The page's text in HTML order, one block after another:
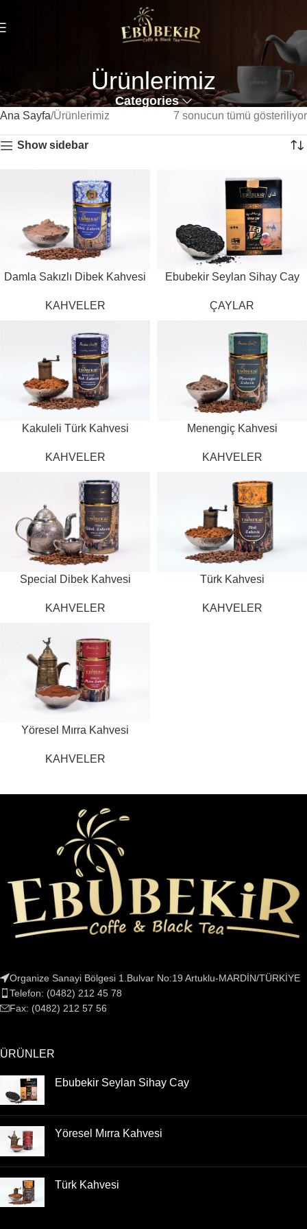
Ürünlerimiz
Categories
Ana Sayfa Ürünlerimiz 7 sonucun tümü gösteriliyor
Show sidebar
Damla Sakızlı Dibek Kahvesi
KAHVELER
Ebubekir Seylan Sihay Cay
ÇAYLAR
Kakuleli Türk Kahvesi
KAHVELER
Menengiç Kahvesi
KAHVELER
Special Dibek Kahvesi
KAHVELER
Türk Kahvesi
KAHVELER
Yöresel Mırra Kahvesi
KAHVELER
Organize Sanayi Bölgesi 1.Bulvar No:19 Artuklu-MARDİN/TÜRKİYE
Telefon: (0482) 212 45 78
Fax: (0482) 212 57 56
ÜRÜNLER
Ebubekir Seylan Sihay Cay
Yöresel Mırra Kahvesi
Türk Kahvesi